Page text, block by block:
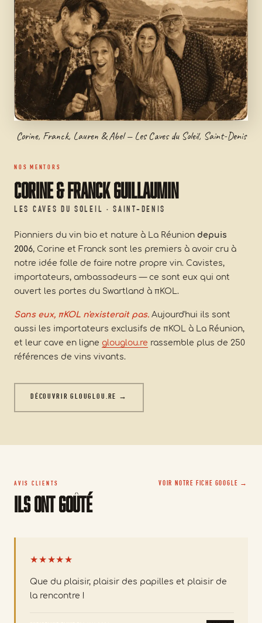
Corine, Franck, Lauren & Abel — Les Caves du Soleil, Saint-Denis
NOS MENTORS
Corine & Franck Guillaumin
LES CAVES DU SOLEIL · SAINT-DENIS
Pionniers du vin bio et nature à La Réunion depuis
2006, Corine et Franck sont les premiers à avoir cru à
notre idée folle de faire notre propre vin. Cavistes,
importateurs, ambassadeurs — ce sont eux qui ont
ouvert les portes du Swartland à πKOL.
Sans eux, πKOL n'existerait pas. Aujourd'hui ils sont
aussi les importateurs exclusifs de πKOL à La Réunion,
et leur cave en ligne glouglou.re rassemble plus de 250
références de vins vivants.
DÉCOUVRIR GLOUGLOU.RE →
AVIS CLIENTS
Ils ont goûté
VOIR NOTRE FICHE GOOGLE →
★★★★★
Que du plaisir, plaisir des papilles et plaisir de
la rencontre !